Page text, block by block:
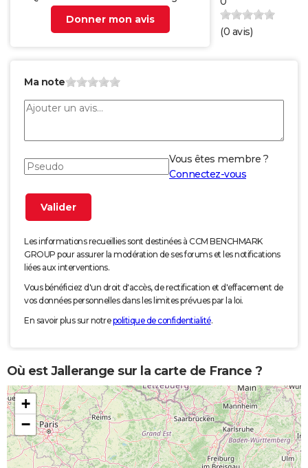
Donner mon avis
(0 avis)
Ma note
Vous êtes membre ?
Connectez-vous
Les informations recueillies sont destinées à CCM BENCHMARK
GROUP pour assurer la modération de ses forums et les notifications
liées aux interventions.
Vous bénéficiez d'un droit d'accès, de rectification et d'effacement de
vos données personnelles dans les limites prévues par la loi.
En savoir plus sur notrepolitique de confidentialité.
Où est Jallerange sur la carte de France ?
+
−